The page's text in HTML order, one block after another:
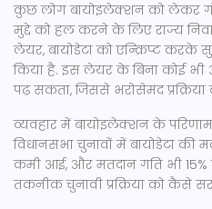
कुछ लोग बायोइलेक्शन को लेकर
मुद्दे को हल करने के लिए राज्य
लेयर,बायोडेटा को एन्क्रिप्ट करके
किया है. इस लेयर के बिना कोई भी
पढ़ सकता, जिससे भरोसेमंद प्रक्रिया
व्यवहार में बायोइलेक्शन के
विधानसभा चुनावों में बायोडेटा की
कमी आई, और मतदान गति भी
तकनीक चुनावी प्रक्रिया को कैसे